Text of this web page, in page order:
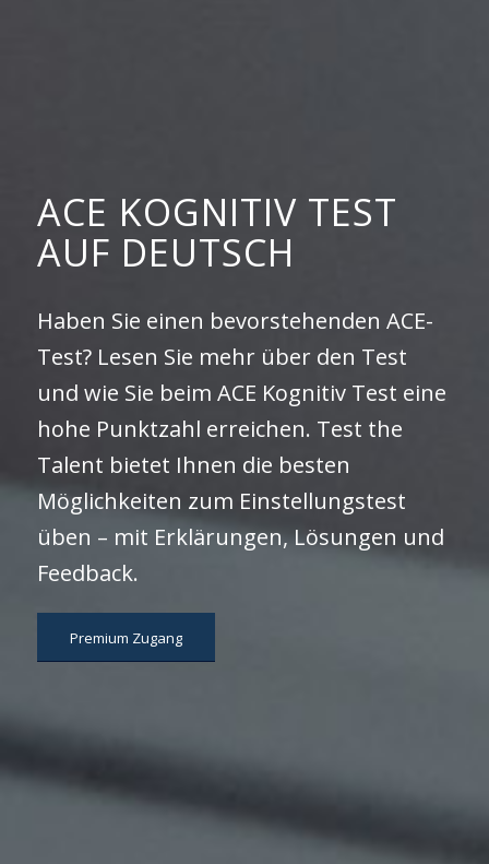
ACE KOGNITIV TEST
AUF DEUTSCH
Haben Sie einen bevorstehenden ACE-
Test? Lesen Sie mehr über den Test
und wie Sie beim ACE Kognitiv Test eine
hohe Punktzahl erreichen. Test the
Talent bietet Ihnen die besten
Möglichkeiten zum Einstellungstest
üben – mit Erklärungen, Lösungen und
Feedback.
Premium Zugang